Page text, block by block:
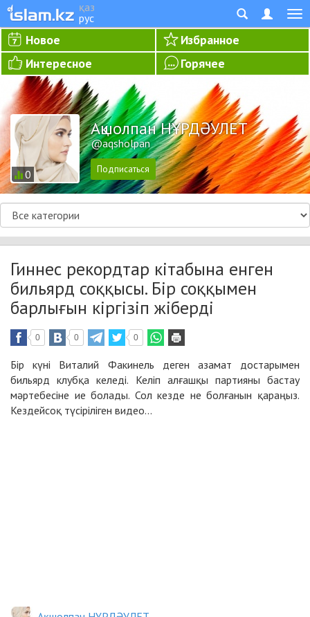
қаз
рус
Новое
Избранное
Интересное
Горячее
0
Ақшолпан НҰРДӘУЛЕТ
@aqsholpan
Гиннес рекордтар кітабына енген
бильярд соққысы. Бір соққымен
барлығын кіргізіп жіберді
0 0 0
Бір күні Виталий Факинель деген азамат достарымен
бильярд клубқа келеді. Келіп алғашқы партияны бастау
мәртебесіне ие болады. Сол кезде не болғанын қараңыз.
Кездейсоқ түсіріліген видео...